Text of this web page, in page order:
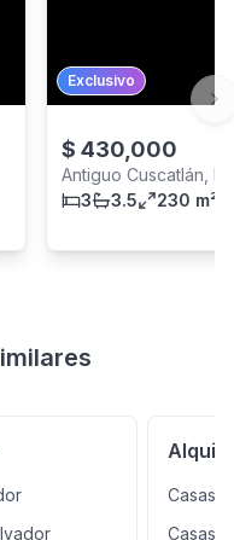
Exclusivo
$ 430,000
Antiguo Cuscatlán,
3
3.5 230 m²
Casas
Casas